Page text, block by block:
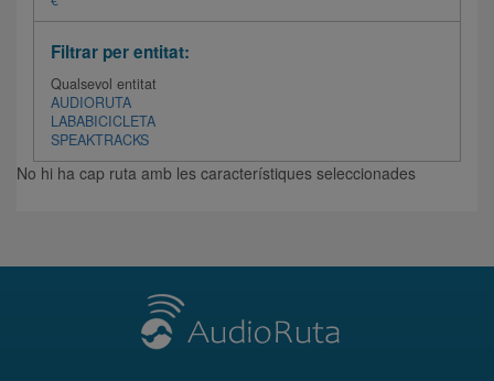
Filtrar per entitat:
Qualsevol entitat
AUDIORUTA
LABABICICLETA
SPEAKTRACKS
No hi ha cap ruta amb les característiques seleccionades